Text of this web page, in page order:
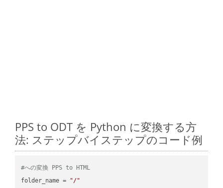
PPS to ODT を Python に変換する方
法: ステップバイステップのコード例
#への変換 PPS to HTML
folder_name =
"/"